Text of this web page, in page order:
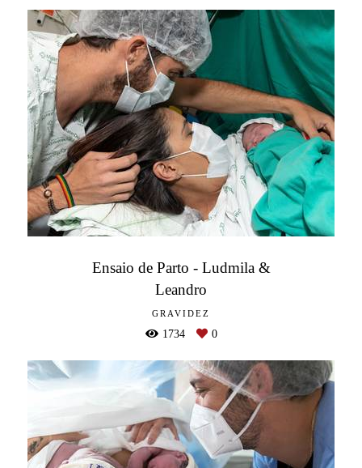
Ensaio de Parto - Ludmila &
Leandro
GRAVIDEZ
1734 0